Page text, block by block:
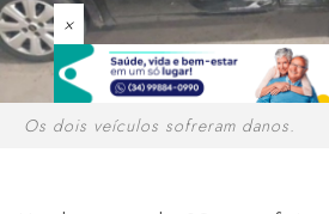
×
Os dois veículos sofreram danos.